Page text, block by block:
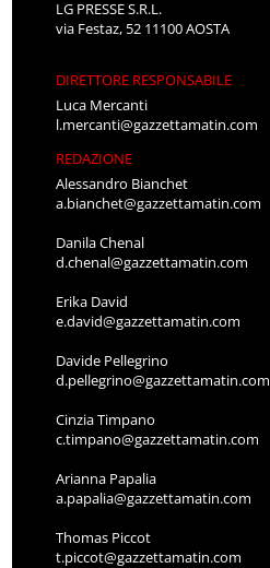
LG PRESSE S.R.L.
via Festaz, 52 11100 AOSTA
DIRETTORE RESPONSABILE
Luca Mercanti
l.mercanti@gazzettamatin.com
REDAZIONE
Alessandro Bianchet
a.bianchet@gazzettamatin.com
Danila Chenal
d.chenal@gazzettamatin.com
Erika David
e.david@gazzettamatin.com
Davide Pellegrino
d.pellegrino@gazzettamatin.com
Cinzia Timpano
c.timpano@gazzettamatin.com
Arianna Papalia
a.papalia@gazzettamatin.com
Thomas Piccot
t.piccot@gazzettamatin.com